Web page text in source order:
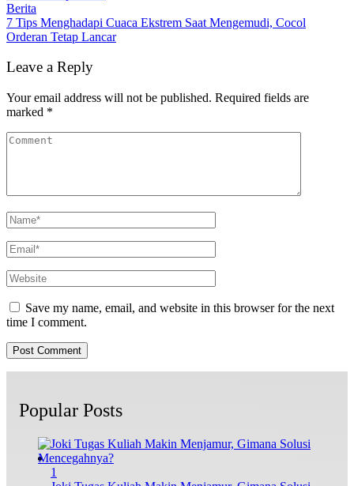
Berita
7 Tips Menghadapi Cuaca Ekstrem Saat Mengemudi, Cocol
Orderan Tetap Lancar
Leave a Reply
Your email address will not be published. Required fields are
marked *
Save my name, email, and website in this browser for the next
time I comment.
Popular Posts
1